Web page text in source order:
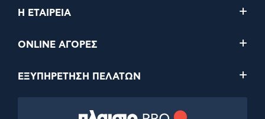
Η ΕΤΑΙΡΕΙΑ
ONLINE ΑΓΟΡΕΣ
ΕΞΥΠΗΡΕΤΗΣΗ ΠΕΛΑΤΩΝ